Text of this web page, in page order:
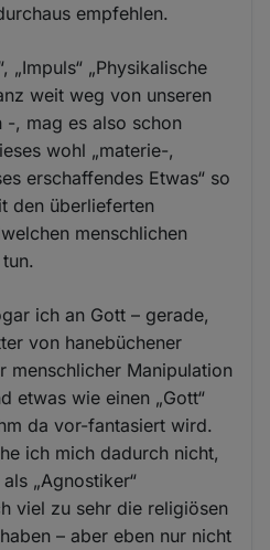
empfehlen.
„Impuls“ „Physikalische
weit weg von unseren
-, mag es also schon
wohl „materie-,
erschaffendes Etwas“ so
den überlieferten
menschlichen
ich an Gott – gerade,
von hanebüchener
menschlicher Manipulation
etwas wie einen „Gott“
da vor-fantasiert wird.
ich mich dadurch nicht,
„Agnostiker“
viel zu sehr die religiösen
– aber eben nur nicht